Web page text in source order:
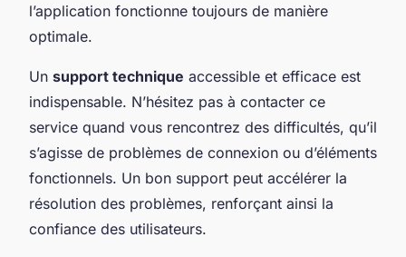
l’application fonctionne toujours de manière
optimale.
Un support technique accessible et efficace est
indispensable. N’hésitez pas à contacter ce
service quand vous rencontrez des difficultés, qu’il
s’agisse de problèmes de connexion ou d’éléments
fonctionnels. Un bon support peut accélérer la
résolution des problèmes, renforçant ainsi la
confiance des utilisateurs.